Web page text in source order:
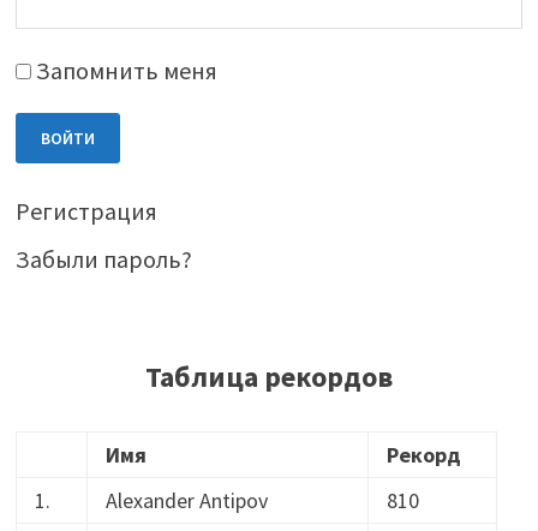
Запомнить меня
ВОЙТИ
Регистрация
Забыли пароль?
Таблица рекордов
Имя
Рекорд
1.
Alexander Antipov
810